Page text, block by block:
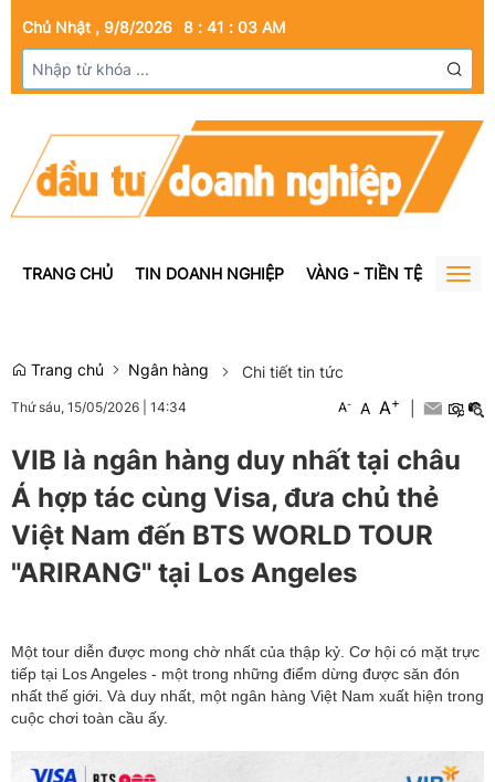
Chủ Nhật , 9/8/2026 8 : 41 : 04 AM
TRANG CHỦ TIN DOANH NGHIỆP VÀNG - TIỀN TỆ BẤT
Trang chủ Ngân hàng Chi tiết tin tức
Thứ sáu, 15/05/2026 14:34 A- A A+
VIB là ngân hàng duy nhất tại châu
Á hợp tác cùng Visa, đưa chủ thẻ
Việt Nam đến BTS WORLD TOUR
"ARIRANG" tại Los Angeles
Một tour diễn được mong chờ nhất của thập kỷ. Cơ hội có mặt trực
tiếp tại Los Angeles - một trong những điểm dừng được săn đón
nhất thế giới. Và duy nhất, một ngân hàng Việt Nam xuất hiện trong
cuộc chơi toàn cầu ấy.